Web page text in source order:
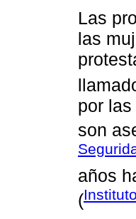
Las
las
por
son
años
(